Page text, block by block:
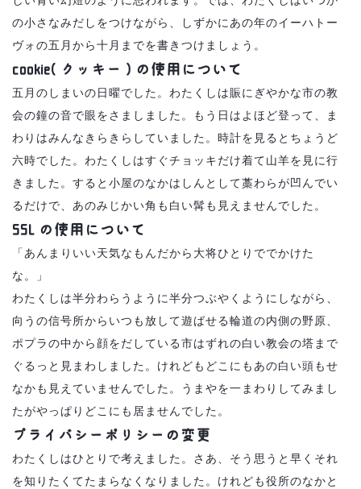
の小さなみだしをつけながら、しずかにあの年のイーハトー
ヴォの五月から十月までを書きつけましょう。
cookie( クッキー ) の使用について
五月のしまいの日曜でした。わたくしは賑にぎやかな市の教
会の鐘の音で眼をさましました。もう日はよほど登って、ま
わりはみんなきらきらしていました。時計を見るとちょうど
六時でした。わたくしはすぐチョッキだけ着て山羊を見に行
きました。すると小屋のなかはしんとして藁わらが凹んでい
るだけで、あのみじかい角も白い髯も見えませんでした。
SSL の使用について
「あんまりいい天気なもんだから大将ひとりででかけた
な。」
わたくしは半分わらうように半分つぶやくようにしながら、
向うの信号所からいつも放して遊ばせる輪道の内側の野原、
ポプラの中から顔をだしている市はずれの白い教会の塔まで
ぐるっと見まわしました。けれどもどこにもあの白い頭もせ
なかも見えていませんでした。うまやを一まわりしてみまし
たがやっぱりどこにも居ませんでした。
プライバシーポリシーの変更
わたくしはひとりで考えました。さあ、そう思うと早くそれ
を知りたくてたまらなくなりました。けれども役所のなかと